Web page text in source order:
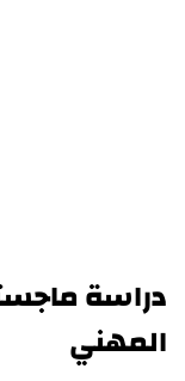
دراسة
المهني